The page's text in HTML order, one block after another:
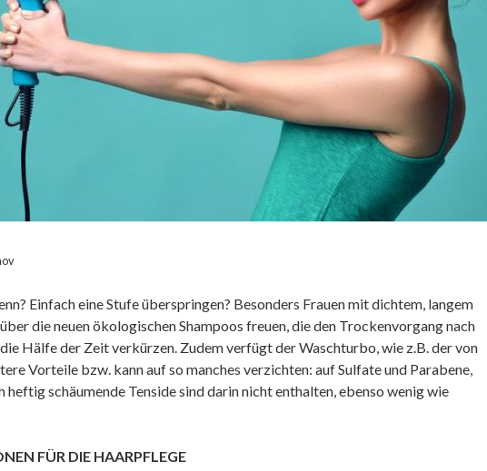
Einfach eine Stufe überspringen? Besonders Frauen mit dichtem, langem
die neuen ökologischen Shampoos freuen, die den Trockenvorgang nach
Hälfe der Zeit verkürzen. Zudem verfügt der Waschturbo, wie z.B. der von
Vorteile bzw. kann auf so manches verzichten: auf Sulfate und Parabene,
heftig schäumende Tenside sind darin nicht enthalten, ebenso wenig wie
FÜR DIE HAARPFLEGE